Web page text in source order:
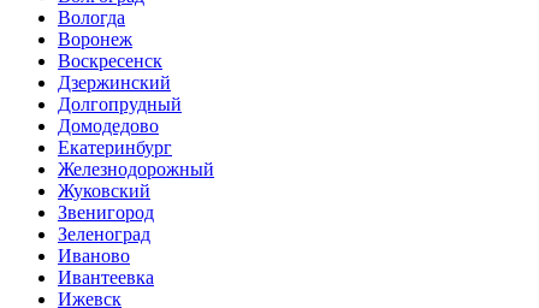
Вологда
Воронеж
Воскресенск
Дзержинский
Долгопрудный
Домодедово
Екатеринбург
Железнодорожный
Жуковский
Звенигород
Зеленоград
Иваново
Ивантеевка
Ижевск